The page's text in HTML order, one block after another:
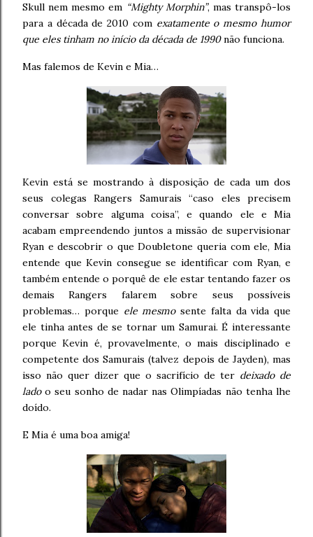
Skull nem mesmo em “Mighty Morphin”, mas transpô-los
para a década de 2010 com exatamente o mesmo humor
que eles tinham no início da década de 1990não funciona.
Mas falemos de Kevin e Mia…
Kevin está se mostrando à disposição de cada um dos
seus colegas Rangers Samurais “caso eles precisem
conversar sobre alguma coisa”, e quando ele e Mia
acabam empreendendo juntos a missão de supervisionar
Ryan e descobrir o que Doubletone queria com ele, Mia
entende que Kevin consegue se identificar com Ryan, e
também entende o porquê de ele estar tentando fazer os
demais Rangers falarem sobre seus possíveis
problemas… porque ele mesmosente falta da vida que
ele tinha antes de se tornar um Samurai. É interessante
porque Kevin é, provavelmente, o mais disciplinado e
competente dos Samurais (talvez depois de Jayden), mas
isso não quer dizer que o sacrifício de ter deixado de
ladoo seu sonho de nadar nas Olimpíadas não tenha lhe
doído.
E Mia é uma boa amiga!